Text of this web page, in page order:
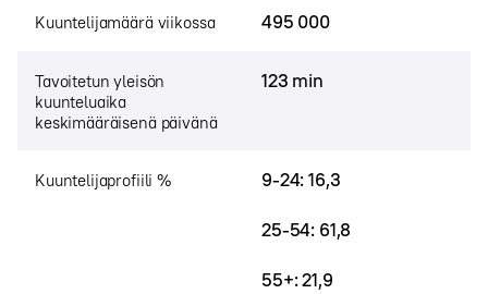
Kuuntelijamäärä viikossa 495 000
Tavoitetun yleisön
kuunteluaika
keskimääräisenä päivänä
123 min
Kuuntelijaprofiili % 9-24: 16,3
25-54: 61,8
55+: 21,9